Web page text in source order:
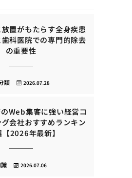
置がもたらす全身疾患
科医院での専門的除去
の重要性
2026.07.28
類
Web集客に強い経営コ
会社おすすめランキン
2026年最新】
2026.07.06